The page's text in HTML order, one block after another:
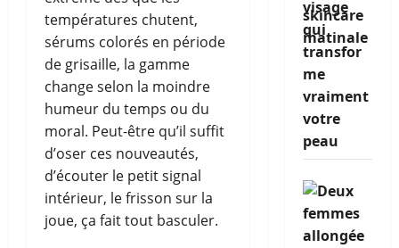
températures chutent,
sérums colorés en période
de grisaille, la gamme
change selon la moindre
humeur du temps ou du
moral. Peut-être qu’il suffit
d’oser ces nouveautés,
d’écouter le petit signal
intérieur, le frisson sur la
joue, ça fait tout basculer.
visage
qui
transfor
me
vraiment
votre
peau